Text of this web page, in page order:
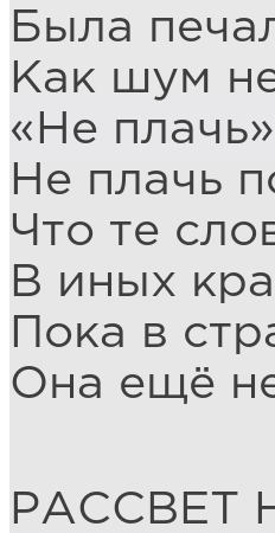
Была
Как шум
«Не
Не плачь
Что те
В иных
Пока в
Она ещё
РАССВЕТ